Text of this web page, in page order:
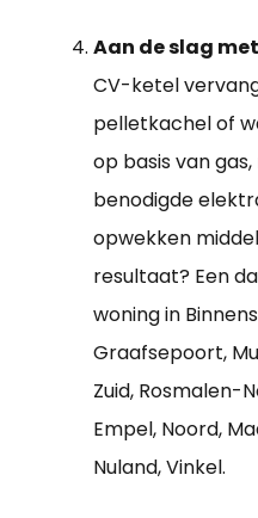
Aan de slag
CV-ketel
pelletkachel of
op basis van
benodigde
opwekken
resultaat? Een
woning in
Graafsepoort,
Zuid, Rosmalen-
Empel, Noord,
Nuland, Vinkel.